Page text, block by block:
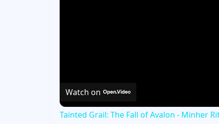
Watch on
Tainted Grail: The Fall of Avalon - Minher